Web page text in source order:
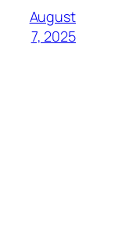
August
7, 2025